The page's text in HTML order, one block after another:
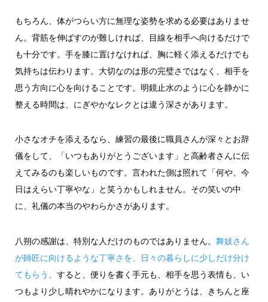
もちろん、体がつらい方に無理な姿勢を求める必要はありませ
ん。背筋を伸ばすのが難しければ、目線を相手へ向けるだけで
も十分です。手を膝に置けなければ、胸に軽く添えるだけでも
気持ちは伝わります。大切なのは形の完璧さではなく、相手を
思う方向に心を向けることです。明鏡止水のように心を静かに
整える時間は、にぎやかなレクとは違う深さがあります。
小さなオチを添えるなら、練習の最後に職員さんが深々とお辞
儀をして、「いつもありがとうございます」と高齢者さんに伝
えてみるのも楽しいものです。言われた側は照れて「何や、今
日はえらい丁寧やな」と笑うかもしれません。その笑いの中
に、礼儀の本当のやわらかさがあります。
八朔の感謝は、特別な人だけのものではありません。 舞妓さん
が師匠に向けるような丁寧さを、日々の暮らしに少しだけ分け
てもらう。 すると、便りを書く手元も、相手を思う表情も、い
つもより少し晴れやかになります。ありがとうは、きちんと座